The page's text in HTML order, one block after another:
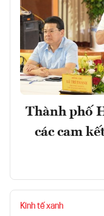
Thành phố
các cam
Kinh tế xanh